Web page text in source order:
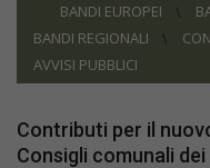
BANDI EUROPEI
BANDI REGIONALI
AVVISI PUBBLICI
Contributi per il
Consigli comunali